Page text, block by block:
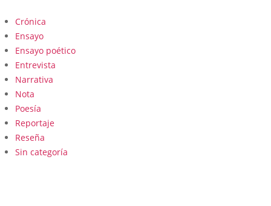
Crónica
Ensayo
Ensayo poético
Entrevista
Narrativa
Nota
Poesía
Reportaje
Reseña
Sin categoría